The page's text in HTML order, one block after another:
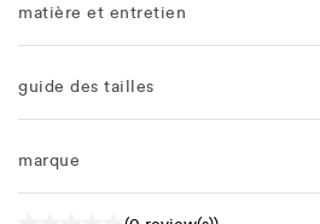
matière et entretien
guide des tailles
marque